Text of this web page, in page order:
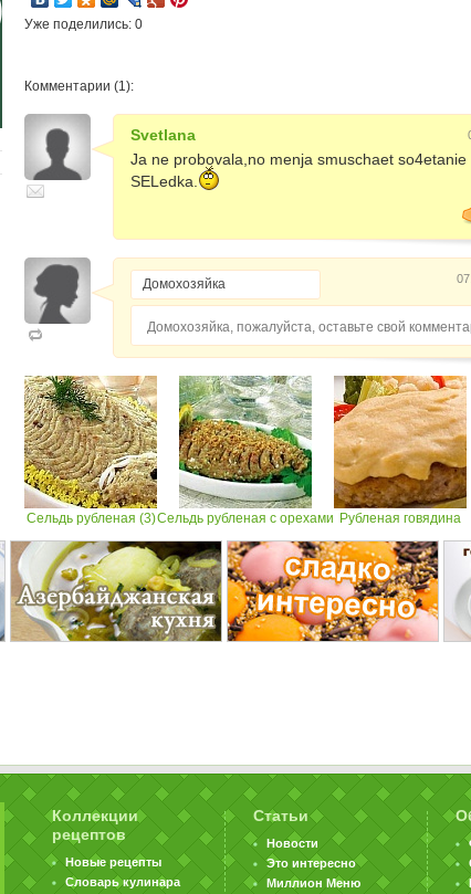
Уже поделились: 0
Комментарии (1):
Svetlana
Ja ne probovala,no menja smuschaet so4etanie
SELedka.
Домохозяйка, пожалуйста, оставьте свой
Сельдь рубленая (3)Сельдь рубленая с орехами Рубленая говядина
Коллекции
рецептов
Новые рецепты
Словарь кулинара
Статьи
Новости
Это интересно
Миллион Меню